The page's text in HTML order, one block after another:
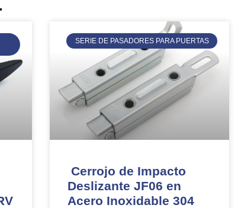
SERIE DE PASADORES PARA PUERTAS
Cerrojo de Impacto
Deslizante JF06 en
Acero Inoxidable 304​